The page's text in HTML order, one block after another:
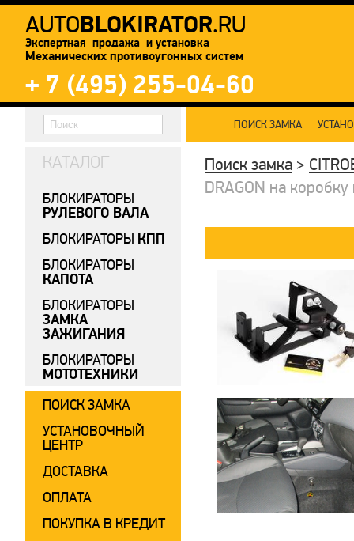
AUTOBLOKIRATOR.RU
Экспертная продажа и установка
Механических противоугонных систем
+ 7 (495) 255-04-60
ПОИСК ЗАМКА
Поиск замка >
DRAGON на
КАТАЛОГ
БЛОКИРАТОРЫ
РУЛЕВОГО ВАЛА
БЛОКИРАТОРЫ КПП
БЛОКИРАТОРЫ
КАПОТА
БЛОКИРАТОРЫ
ЗАМКА
ЗАЖИГАНИЯ
БЛОКИРАТОРЫ
МОТОТЕХНИКИ
ПОИСК ЗАМКА
УСТАНОВОЧНЫЙ
ЦЕНТР
ДОСТАВКА
ОПЛАТА
ПОКУПКА В КРЕДИТ